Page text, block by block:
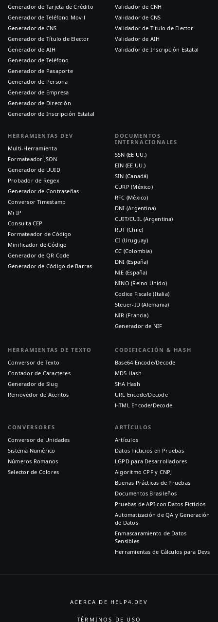
Generador de Tarjeta de Crédito
Generador de Teléfono Movil
Generador de CNS
Generador de Título de Elector
Generador de AIH
Generador de Teléfono
Generador de Pasaporte
Generador de Persona
Generador de Empresa
Generador de Dirección
Generador de Inscripción Estatal
Validador de CNH
Validador de CNS
Validador de Título de Elector
Validador de AIH
Validador de Inscripción Estatal
HERRAMIENTAS DEV
Multi-Herramienta
Formateador JSON
Generador de UUID
Probador de Regex
Generador de Contraseñas
Conversor Timestamp
Mi IP
Consulta CEP
Formateador de Código
Minificador de Código
Generador de QR Code
Generador de Código de Barras
DOCUMENTOS
INTERNACIONALES
SSN (EE.UU.)
EIN (EE.UU.)
SIN (Canadá)
CURP (México)
RFC (México)
DNI (Argentina)
CUIT/CUIL (Argentina)
RUT (Chile)
CI (Uruguay)
CC (Colombia)
DNI (España)
NIE (España)
NINO (Reino Unido)
Codice Fiscale (Italia)
Steuer-ID (Alemania)
NIR (Francia)
Generador de NIF
HERRAMIENTAS DE TEXTO
Conversor de Texto
Contador de Caracteres
Generador de Slug
Removedor de Acentos
CODIFICACIÓN & HASH
Base64 Encode/Decode
MD5 Hash
SHA Hash
URL Encode/Decode
HTML Encode/Decode
CONVERSORES
Conversor de Unidades
Sistema Numérico
Números Romanos
Selector de Colores
ARTÍCULOS
Artículos
Datos Ficticios en Pruebas
LGPD para Desarrolladores
Algoritmo CPF y CNPJ
Buenas Prácticas de Pruebas
Documentos Brasileños
Pruebas de API con Datos Ficticios
Automatización de QA y Generación
de Datos
Enmascaramiento de Datos
Sensibles
Herramientas de Cálculos para Devs
ACERCA DE HELP4.DEV
TÉRMINOS DE USO